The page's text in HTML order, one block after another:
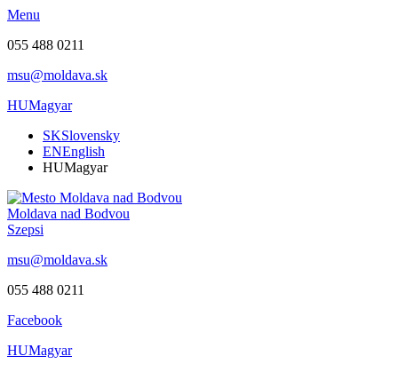
Menu
055 488 0211
msu@moldava.sk
HUMagyar
SKSlovensky
ENEnglish
HUMagyar
Moldava nad Bodvou
Szepsi
msu@moldava.sk
055 488 0211
Facebook
HUMagyar